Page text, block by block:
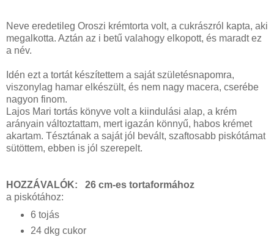
Neve eredetileg Oroszi krémtorta volt, a cukrászról kapta, aki
megalkotta. Aztán az i betű valahogy elkopott, és maradt ez
a név.
Idén ezt a tortát készítettem a saját születésnapomra,
viszonylag hamar elkészült, és nem nagy macera, cserébe
nagyon finom.
Lajos Mari tortás könyve volt a kiindulási alap, a krém
arányain változtattam, mert igazán könnyű, habos krémet
akartam. Tésztának a saját jól bevált, szaftosabb piskótámat
sütöttem, ebben is jól szerepelt.
HOZZÁVALÓK: 26 cm-es tortaformához
a piskótához:
6 tojás
24 dkg cukor